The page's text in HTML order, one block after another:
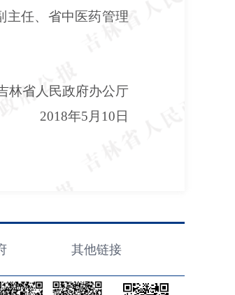
主任、省中医药管理
林省人民政府办公厅
2018年5月10日
其他链接